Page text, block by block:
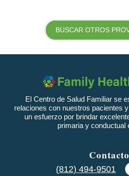
BUSCAR OTROS
El Centro de Salud Familiar se
relaciones con nuestros pacientes
un esfuerzo por brindar
primaria y conductual
Contacto
(812) 494-9501